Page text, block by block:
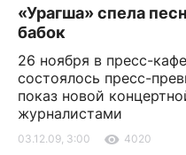
«Урагша» спела
бабок
26 ноября в пресс-
состоялось пресс-
показ новой
журналистами
03.12.09, 3:00 4020